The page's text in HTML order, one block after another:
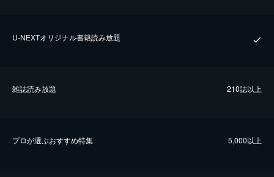
U-NEXTオリジナル書籍読み放題
雑誌読み放題 210誌以上
プロが選ぶおすすめ特集 5,000以上